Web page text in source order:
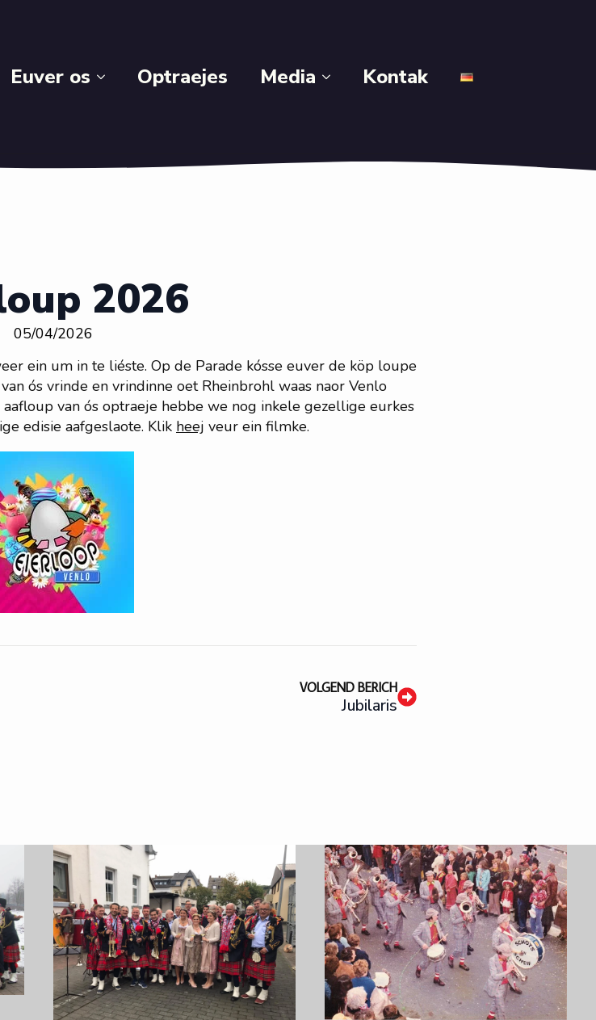
Euver os Optraejes Media Kontak
2026
05/04/2026
ein um in te liéste. Op de Parade kósse euver de köp loupe
ós vrinde en vrindinne oet Rheinbrohl waas naor Venlo
van ós optraeje hebbe we nog inkele gezellige eurkes
edisie aafgeslaote. Klik heej veur ein filmke.
VOLGEND BERICH
Jubilaris